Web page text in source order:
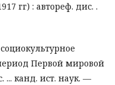
гг) : автореф. дис. .
Первой мировой
... канд. ист. наук. —